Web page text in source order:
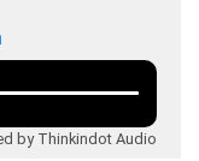
by Thinkindot Audio